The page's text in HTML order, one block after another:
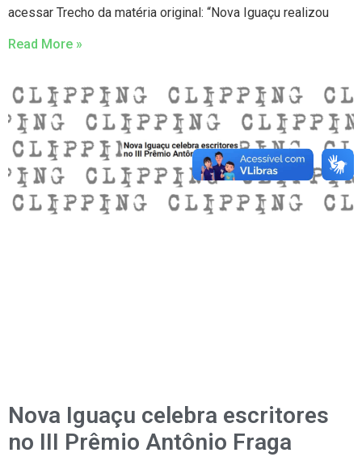
acessar Trecho da matéria original: “Nova Iguaçu realizou
Read More »
Nova Iguaçu celebra escritores
no III Prêmio Antônio Fraga